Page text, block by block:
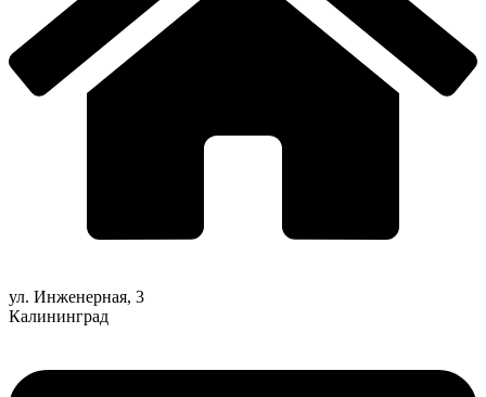
ул. Инженерная, 3
Калининград